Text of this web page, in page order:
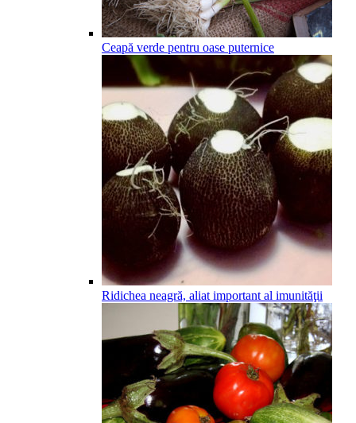
Ceapă verde pentru oase puternice
Ridichea neagră, aliat important al imunităţii